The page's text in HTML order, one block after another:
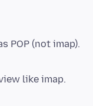
like imap.